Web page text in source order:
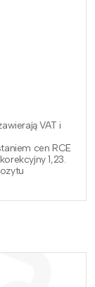
VAT i
cen RCE
1,23.